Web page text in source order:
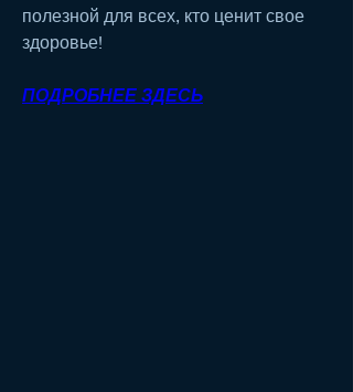
полезной для всех, кто ценит свое
здоровье!
ПОДРОБНЕЕ ЗДЕСЬ